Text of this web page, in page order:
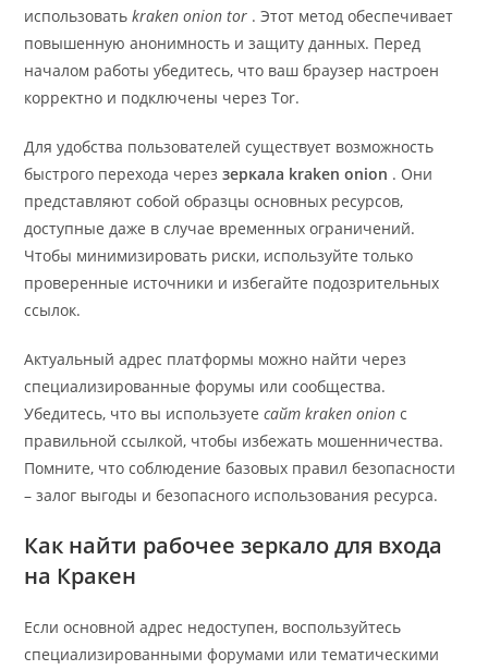
использоватьkraken onion tor . Этот метод обеспечивает
повышенную анонимность и защиту данных. Перед
началом работы убедитесь, что ваш браузер настроен
корректно и подключены через Tor.
Для удобства пользователей существует возможность
быстрого перехода череззеркала kraken onion . Они
представляют собой образцы основных ресурсов,
доступные даже в случае временных ограничений.
Чтобы минимизировать риски, используйте только
проверенные источники и избегайте подозрительных
ссылок.
Актуальный адрес платформы можно найти через
специализированные форумы или сообщества.
Убедитесь, что вы используетесайт kraken onion с
правильной ссылкой, чтобы избежать мошенничества.
Помните, что соблюдение базовых правил безопасности
– залог выгоды и безопасного использования ресурса.
Как найти рабочее зеркало для входа
на Кракен
Если основной адрес недоступен, воспользуйтесь
специализированными форумами или тематическими